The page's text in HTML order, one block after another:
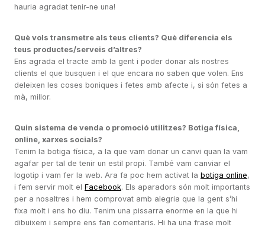
hauria agradat tenir-ne una!
Què vols transmetre als teus clients? Què diferencia els
teus productes/serveis d’altres?
Ens agrada el tracte amb la gent i poder donar als nostres
clients el que busquen i el que encara no saben que volen. Ens
deleixen les coses boniques i fetes amb afecte i, si són fetes a
mà, millor.
Quin sistema de venda o promoció utilitzes? Botiga física,
online, xarxes socials?
Tenim la botiga física, a la que vam donar un canvi quan la vam
agafar per tal de tenir un estil propi. També vam canviar el
logotip i vam fer la web. Ara fa poc hem activat la botiga online,
i fem servir molt el Facebook. Els aparadors són molt importants
per a nosaltres i hem comprovat amb alegria que la gent s’hi
fixa molt i ens ho diu. Tenim una pissarra enorme en la que hi
dibuixem i sempre ens fan comentaris. Hi ha una frase molt